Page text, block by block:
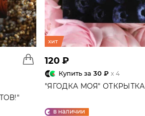
хит
120 ₽
Купить за 30 ₽ x 4
"ЯГОДКА МОЯ" ОТКРЫТКА
в наличии